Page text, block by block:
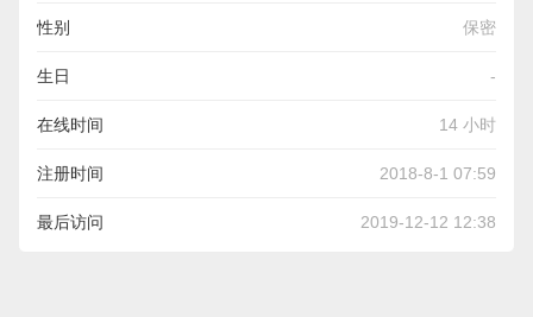
性别 保密
生日 -
在线时间 14 小时
注册时间 2018-8-1 07:59
最后访问 2019-12-12 12:38